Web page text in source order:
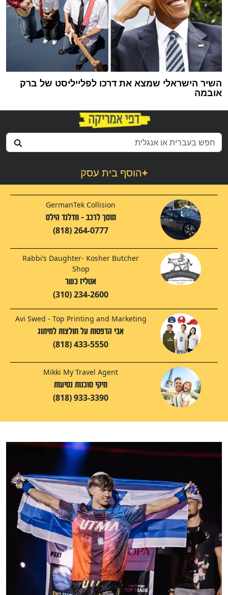
השיר הישראלי שמצא את דרכו לפלייליסט של ברק
אובמה
הוסף בית עסק+
GermanTek Collision
מוסך לרכב - וודלנד הילס
(818) 264-0777
Rabbi’s Daughter- Kosher Butcher
Shop
אטליז כשר
(310) 234-2600
Avi Swed - Top Printing and Marketing
אבי הדפסות על חולצות למיתוג
(818) 433-5550
Mikki My Travel Agent
מיקי סוכנות נסיעות
(818) 933-3390